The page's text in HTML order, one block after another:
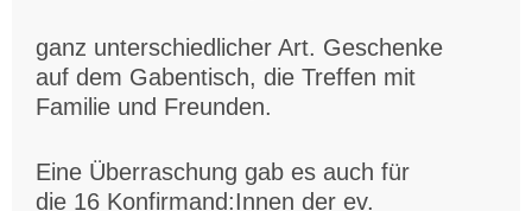
ganz unterschiedlicher Art. Geschenke
auf dem Gabentisch, die Treffen mit
Familie und Freunden.
Eine Überraschung gab es auch für
die 16 Konfirmand:Innen der ev.